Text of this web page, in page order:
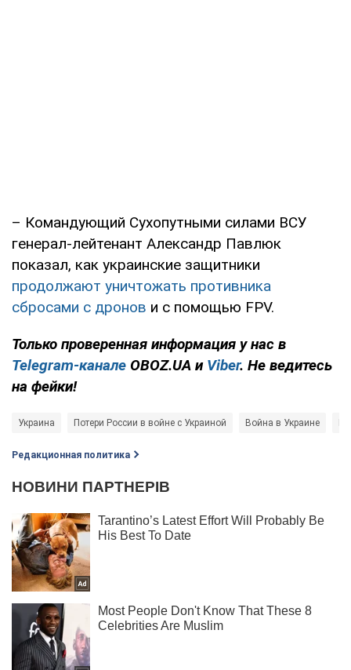
– Командующий Сухопутными силами ВСУ
генерал-лейтенант Александр Павлюк
показал, как украинские защитники
продолжают уничтожать противника
сбросами с дронов и с помощью FPV.
Только проверенная информация у нас в
Telegram-канале OBOZ.UA и Viber. Не ведитесь
на фейки!
Украина Потери России в войне с Украиной Война в Украине
Редакционная политика